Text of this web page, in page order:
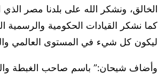
الخالق، ونشكر الله على بلدنا مصر
كما نشكر القيادات الحكومية
ليكون كل شيء في المستوى العالمي
وأضاف شيحان:” باسم صاحب الغبطة